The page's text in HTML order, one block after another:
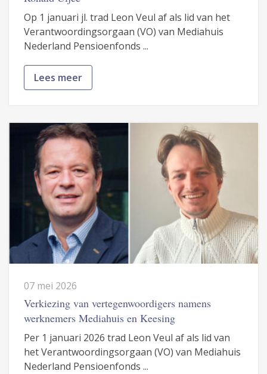
Op 1 januari jl. trad Leon Veul af als lid van het
Verantwoordingsorgaan (VO) van Mediahuis
Nederland Pensioenfonds ...
Lees meer
07 mei 2026
Verkiezing van vertegenwoordigers namens
werknemers Mediahuis en Keesing
Per 1 januari 2026 trad Leon Veul af als lid van
het Verantwoordingsorgaan (VO) van Mediahuis
Nederland Pensioenfonds ...